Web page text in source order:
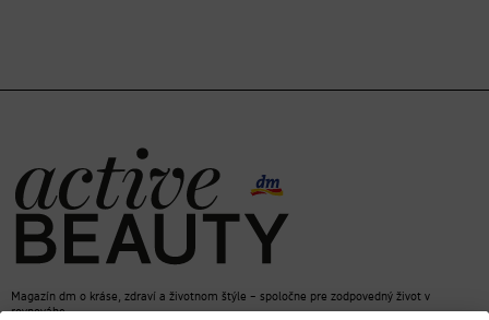
Magazín dm o kráse, zdraví a životnom štýle – spoločne pre zodpovedný život v
rovnováhe